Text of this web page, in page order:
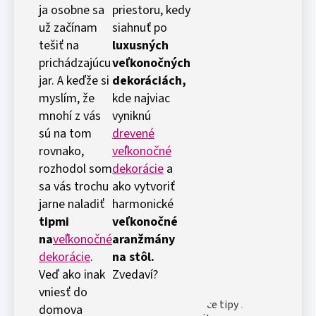
ja osobne sa
už začínam
tešiť na
prichádzajúcu
jar. A keďže si
myslím, že
mnohí z vás
sú na tom
rovnako,
rozhodol som
sa vás trochu
jarne naladiť
tipmi
naveľkonočné
dekorácie.
Veď ako inak
vniesť do
domova
priestoru, kedy
siahnuť po
luxusných
veľkonočných
dekoráciách,
kde najviac
vyniknú
drevené
veľkonočné
dekorácie a
ako vytvoriť
harmonické
veľkonočné
aranžmány
na stôl.
Zvedaví?